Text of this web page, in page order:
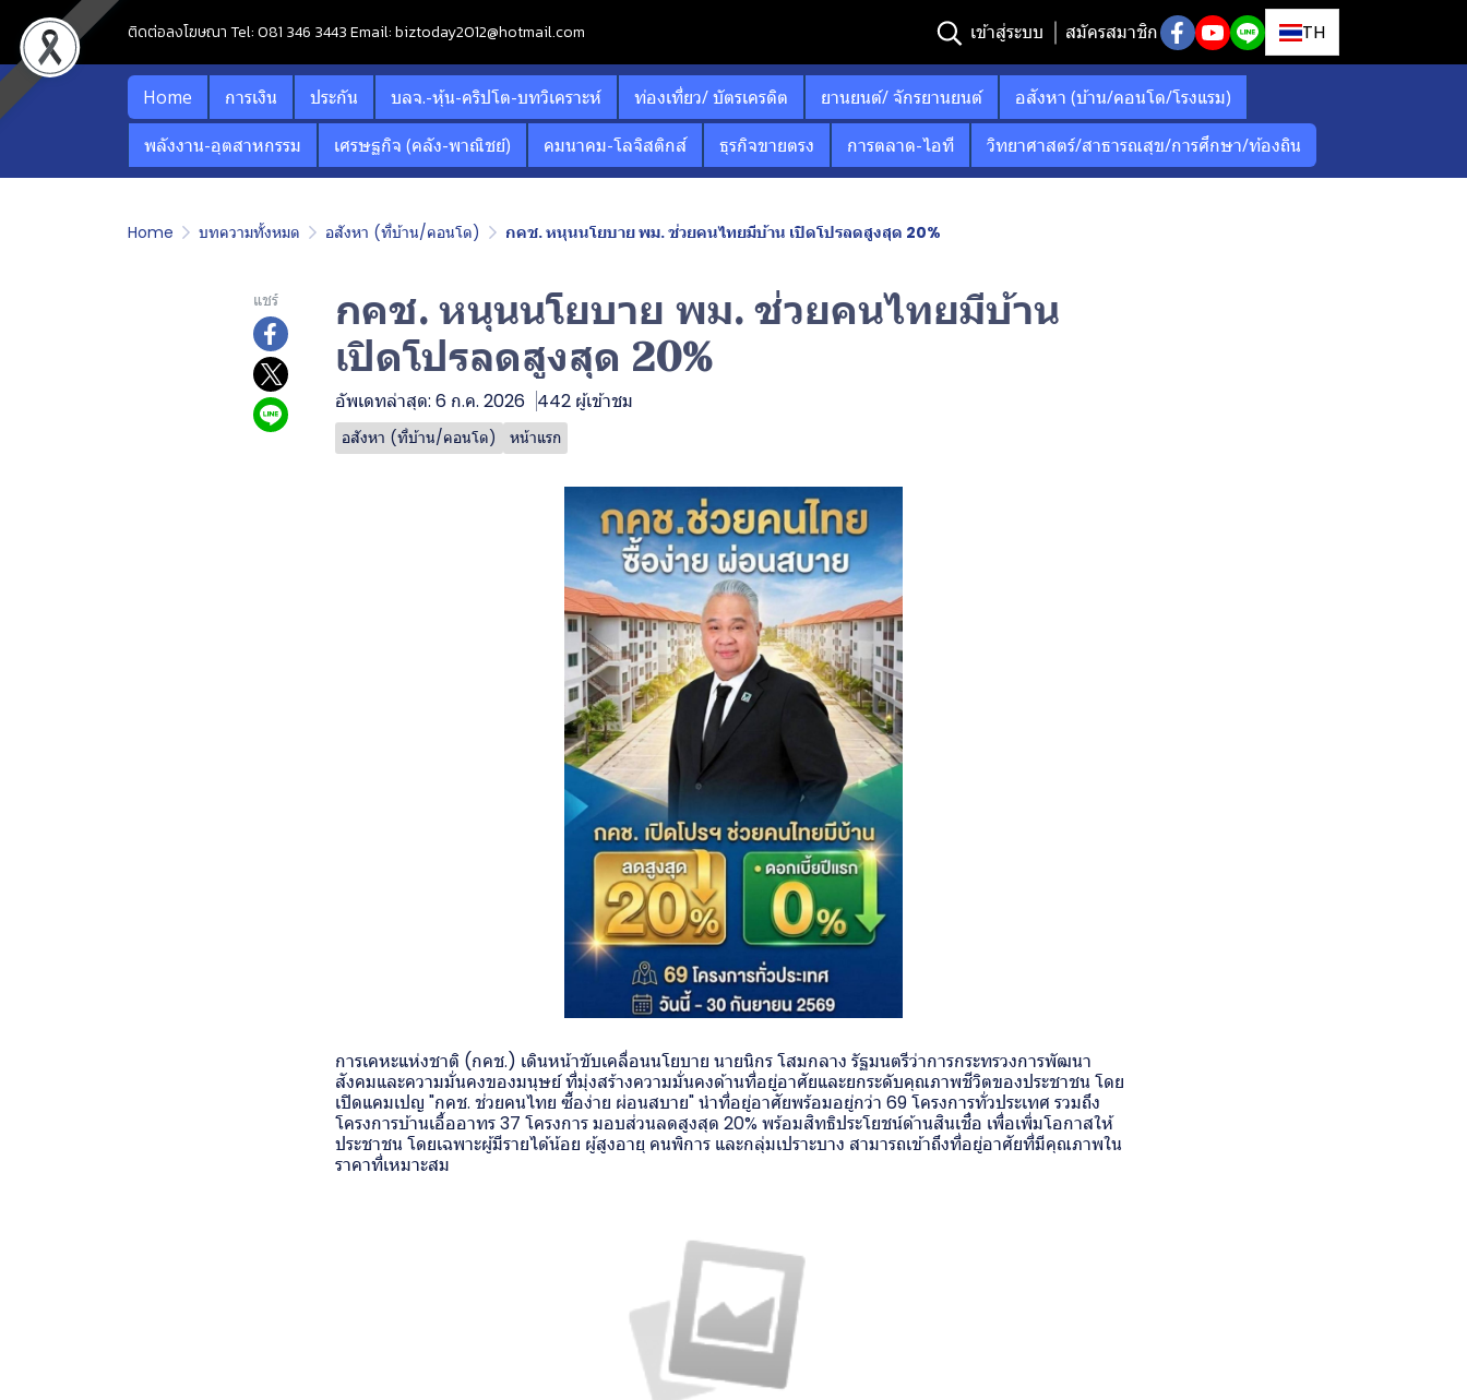
ติดต่อลงโฆษณา Tel: 081 346 3443 Email: biztoday2012@hotmail.com เข้าสู่ระบบ สมัครสมาชิก TH
Home การเงิน ประกัน บลจ.-หุ้น-คริปโต-บทวิเคราะห์ ท่องเที่ยว/ บัตรเครดิต ยานยนต์/ จักรยานยนต์
อสังหา (บ้าน/คอนโด/โรงแรม)
พลังงาน-อุตสาหกรรม
เศรษฐกิจ (คลัง-พาณิชย์) คมนาคม-โลจิสติกส์ ธุรกิจขายตรง การตลาด-ไอที วิทยาศาสตร์/สาธารณสุข/การศึกษา/ท้องถิน
Home บทความทั้งหมด อสังหา (ที่บ้าน/คอนโด) กคช. หนุนนโยบาย พม. ช่วยคนไทยมีบ้าน เปิดโปรลดสูงสุด 20%
แชร์
กคช. หนุนนโยบาย พม. ช่วยคนไทยมีบ้าน
เปิดโปรลดสูงสุด 20%
อัพเดทล่าสุด: 6 ก.ค. 2026 442 ผู้เข้าชม
อสังหา (ที่บ้าน/คอนโด) หน้าแรก
การเคหะแห่งชาติ (กคช.) เดินหน้าขับเคลื่อนนโยบาย นายนิกร โสมกลาง รัฐมนตรีว่าการกระทรวงการพัฒนา
สังคมและความมั่นคงของมนุษย์ ที่มุ่งสร้างความมั่นคงด้านที่อยู่อาศัยและยกระดับคุณภาพชีวิตของประชาชน โดย
เปิดแคมเปญ "กคช. ช่วยคนไทย ซื้อง่าย ผ่อนสบาย" นำที่อยู่อาศัยพร้อมอยู่กว่า 69 โครงการทั่วประเทศ รวมถึง
โครงการบ้านเอื้ออาทร 37 โครงการ มอบส่วนลดสูงสุด 20% พร้อมสิทธิประโยชน์ด้านสินเชื่อ เพื่อเพิ่มโอกาสให้
ประชาชน โดยเฉพาะผู้มีรายได้น้อย ผู้สูงอายุ คนพิการ และกลุ่มเปราะบาง สามารถเข้าถึงที่อยู่อาศัยที่มีคุณภาพใน
ราคาที่เหมาะสม